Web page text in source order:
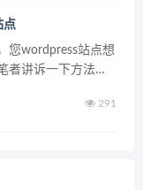
点
您wordpress站点想
者讲诉一下方法。
那些希望接...
291